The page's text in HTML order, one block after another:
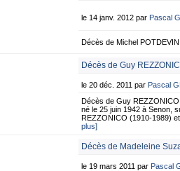
le 14 janv. 2012 par Pascal
Décès de Michel
Décès de Guy
le 20 déc. 2011 par Pascal
Décès de Guy
né le 25 juin 1942 à Senon,
REZZONICO (1910-1989)
plus]
Décès de Madeleine
le 19 mars 2011 par Pascal